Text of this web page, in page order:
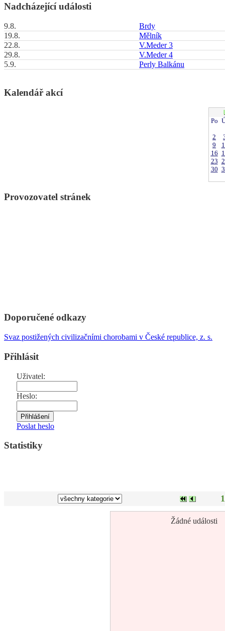
Nadcházející události
9.8.
Brdy
19.8.
Mělník
22.8.
V.Meder 3
29.8.
V.Meder 4
5.9.
Perly Balkánu
Kalendář akcí
Po
2
9
16
23
30
Provozovatel stránek
Doporučené odkazy
Svaz postižených civilizačními chorobami v České republice, z. s.
Přihlásit
Uživatel:
Heslo:
Poslat heslo
Statistiky
Žádné události